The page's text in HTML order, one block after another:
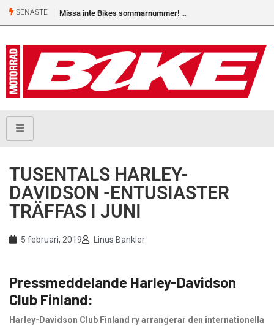
SENASTE Missa inte Bikes sommarnummer!
TUSENTALS HARLEY-
DAVIDSON -ENTUSIASTER
TRÄFFAS I JUNI
5 februari, 2019 Linus Bankler
Pressmeddelande Harley-Davidson
Club Finland:
Harley-Davidson Club Finland ry arrangerar den internationella